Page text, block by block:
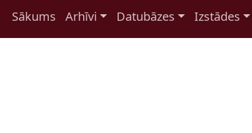
Pāriet uz saturu
Sākums Arhīvi Datubāzes Izstādes